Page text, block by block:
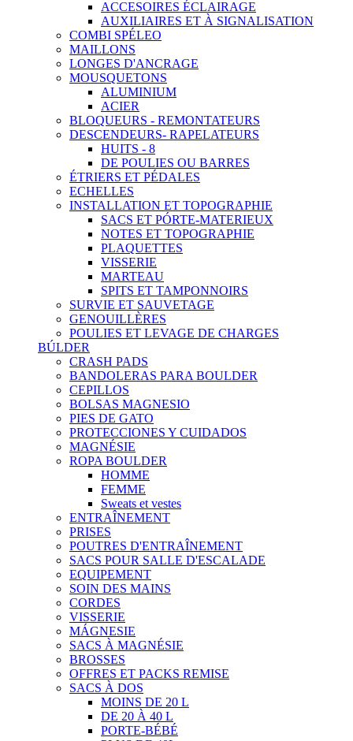
ACCESOIRES ÉCLAIRAGE
AUXILIAIRES ET À SIGNALISATION
COMBI SPÉLEO
MAILLONS
LONGES D'ANCRAGE
MOUSQUETONS
ALUMINIUM
ACIER
BLOQUEURS - REMONTATEURS
DESCENDEURS- RAPELATEURS
HUITS - 8
DE POULIES OU BARRES
ÉTRIERS ET PÉDALES
ECHELLES
INSTALLATION ET TOPOGRAPHIE
SACS ET PÓRTE-MATERIEUX
NOTES ET TOPOGRAPHIE
PLAQUETTES
VISSERIE
MARTEAU
SPITS ET TAMPONNOIRS
SURVIE ET SAUVETAGE
GENOUILLÈRES
POULIES ET LEVAGE DE CHARGES
BÚLDER
CRASH PADS
BANDOLERAS PARA BOULDER
CEPILLOS
BOLSAS MAGNESIO
PIES DE GATO
PROTECCIONES Y CUIDADOS
MAGNÉSIE
ROPA BOULDER
HOMME
FEMME
Sweats et vestes
ENTRAÎNEMENT
PRISES
POUTRES D'ENTRAÎNEMENT
SACS POUR SALLE D'ESCALADE
EQUIPEMENT
SOIN DES MAINS
CORDES
VISSERIE
MÁGNESIE
SACS À MAGNÉSIE
BROSSES
OFFRES ET PACKS REMISE
SACS À DOS
MOINS DE 20 L
DE 20 À 40 L
PORTE-BÉBÉ